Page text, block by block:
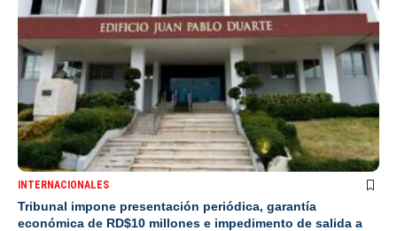
INTERNACIONALES
Tribunal impone presentación periódica, garantía
económica de RD$10 millones e impedimento de salida a